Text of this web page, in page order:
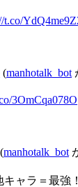
t.co/
(manhotalk_bot
3OmCqa078O
(manhotalk_bot
ャラ＝最強